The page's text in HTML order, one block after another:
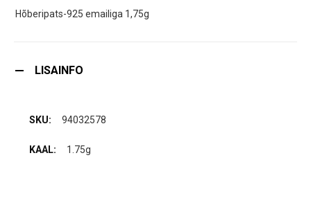
Hõberipats-925 emailiga 1,75g
LISAINFO
94032578
1.75g